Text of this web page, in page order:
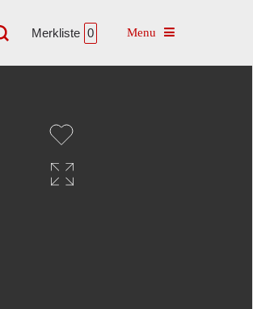
Merkliste 0 Toggle navigation